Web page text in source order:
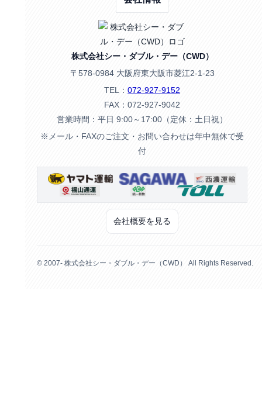
株式会社シー・ダブル・デー（CWD）
〒578-0984 大阪府東大阪市菱江2-1-23
TEL： 072-927-9152
FAX：072-927-9042
営業時間：平日 9:00～17:00（定休：土日祝）
※メール・FAXのご注文・お問い合わせは年中無休で受
付
会社概要を見る
© 2007- 株式会社シー・ダブル・デー（CWD） All Rights Reserved.